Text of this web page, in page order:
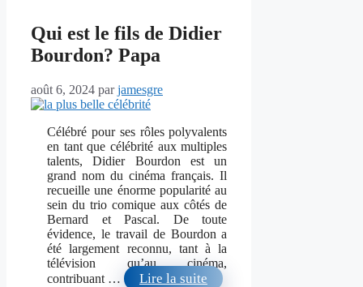
Qui est le fils de Didier
Bourdon? Papa
août 6, 2024 parjamesgre
Célébré pour ses rôles polyvalents
en tant que célébrité aux multiples
talents, Didier Bourdon est un
grand nom du cinéma français. Il
recueille une énorme popularité au
sein du trio comique aux côtés de
Bernard et Pascal. De toute
évidence, le travail de Bourdon a
été largement reconnu, tant à la
télévision qu’au cinéma,
contribuant …
Lire la suite